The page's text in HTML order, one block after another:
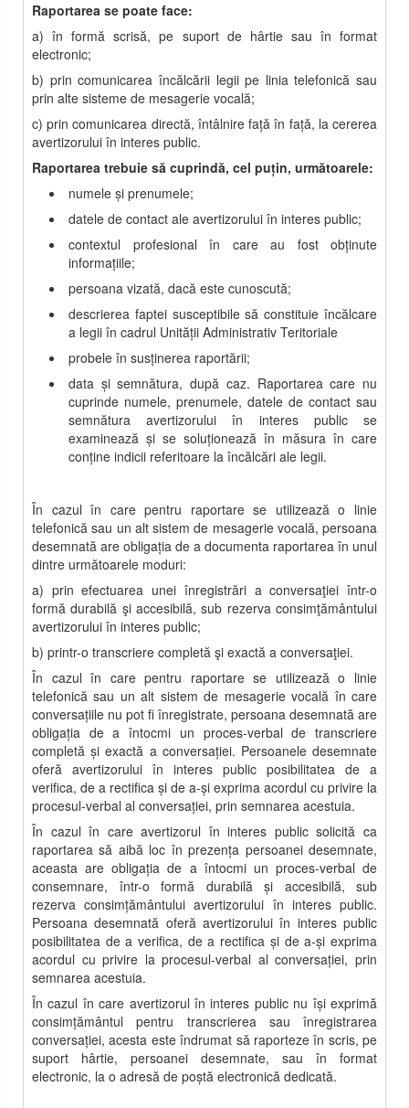
Raportarea se poate face:
a) în formă scrisă, pe suport de hârtie sau în format
electronic;
b) prin comunicarea încălcării legii pe linia telefonică sau
prin alte sisteme de mesagerie vocală;
c) prin comunicarea directă, întâlnire faţă în faţă, la cererea
avertizorului în interes public.
Raportarea trebuie să cuprindă, cel puţin, următoarele:
numele şi prenumele;
datele de contact ale avertizorului în interes public;
contextul profesional în care au fost obţinute
informaţiile;
persoana vizată, dacă este cunoscută;
descrierea faptei susceptibile să constituie încălcare
a legii în cadrul Unității Administrativ Teritoriale
probele în susţinerea raportării;
data şi semnătura, după caz. Raportarea care nu
cuprinde numele, prenumele, datele de contact sau
semnătura avertizorului în interes public se
examinează şi se soluţionează în măsura în care
conţine indicii referitoare la încălcări ale legii.
În cazul în care pentru raportare se utilizează o linie
telefonică sau un alt sistem de mesagerie vocală, persoana
desemnată are obligaţia de a documenta raportarea în unul
dintre următoarele moduri:
a) prin efectuarea unei înregistrări a conversaţiei într-o
formă durabilă şi accesibilă, sub rezerva consimţământului
avertizorului în interes public;
b) printr-o transcriere completă şi exactă a conversaţiei.
În cazul în care pentru raportare se utilizează o linie
telefonică sau un alt sistem de mesagerie vocală în care
conversaţiile nu pot fi înregistrate, persoana desemnată are
obligaţia de a întocmi un proces-verbal de transcriere
completă şi exactă a conversaţiei. Persoanele desemnate
oferă avertizorului în interes public posibilitatea de a
verifica, de a rectifica şi de a-şi exprima acordul cu privire la
procesul-verbal al conversaţiei, prin semnarea acestuia.
În cazul în care avertizorul în interes public solicită ca
raportarea să aibă loc în prezenţa persoanei desemnate,
aceasta are obligaţia de a întocmi un proces-verbal de
consemnare, într-o formă durabilă şi accesibilă, sub
rezerva consimţământului avertizorului în interes public.
Persoana desemnată oferă avertizorului în interes public
posibilitatea de a verifica, de a rectifica şi de a-şi exprima
acordul cu privire la procesul-verbal al conversaţiei, prin
semnarea acestuia.
În cazul în care avertizorul în interes public nu îşi exprimă
consimţământul pentru transcrierea sau înregistrarea
conversaţiei, acesta este îndrumat să raporteze în scris, pe
suport hârtie, persoanei desemnate, sau în format
electronic, la o adresă de poştă electronică dedicată.